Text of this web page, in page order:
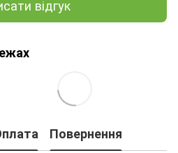
відгук
Повернення